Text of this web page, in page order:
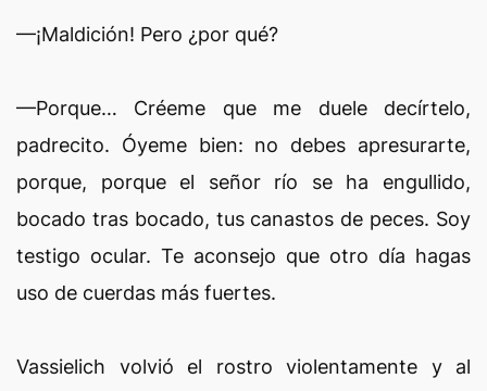
—¡Maldición! Pero ¿por qué?
—Porque… Créeme que me duele decírtelo,
padrecito. Óyeme bien: no debes apresurarte,
porque, porque el señor río se ha engullido,
bocado tras bocado, tus canastos de peces. Soy
testigo ocular. Te aconsejo que otro día hagas
uso de cuerdas más fuertes.
Vassielich volvió el rostro violentamente y al